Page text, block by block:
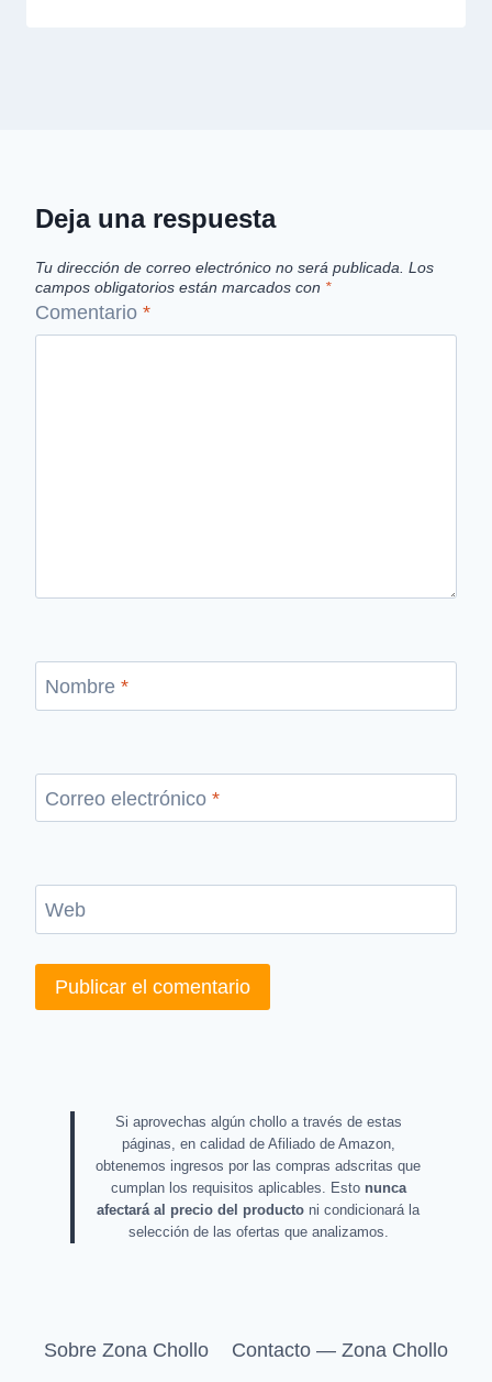
Deja una respuesta
Tu dirección de correo electrónico no será publicada. Los
campos obligatorios están marcados con *
Comentario *
Nombre *
Correo electrónico *
Web
Si aprovechas algún chollo a través de estas
páginas, en calidad de Afiliado de Amazon,
obtenemos ingresos por las compras adscritas que
cumplan los requisitos aplicables. Esto nunca
afectará al precio del producto ni condicionará la
selección de las ofertas que analizamos.
Sobre Zona Chollo Contacto — Zona Chollo